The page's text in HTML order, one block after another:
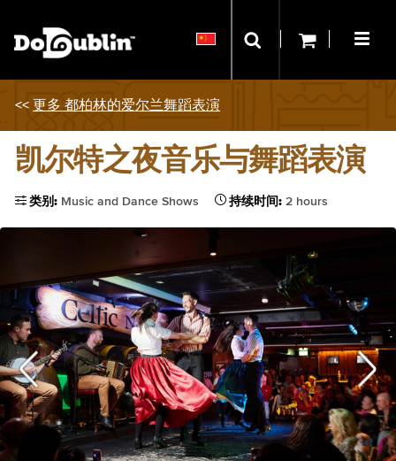
<< 更多 都柏林的爱尔兰舞蹈表演
凯尔特之夜音乐与舞蹈表演
类别: Music and Dance Shows 持续时间: 2 hours